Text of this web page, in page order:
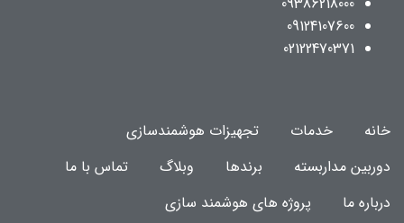
09124107600
02122470371
خانه خدمات
تجهیزات هوشمندسازی
دوربین مداربسته
برندها وبلاگ
تماس با ما
درباره ما
پروژه های هوشمند سازی